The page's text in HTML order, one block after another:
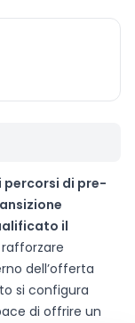
percorsi di pre-
il
dell’offerta
si configura
di offrire un